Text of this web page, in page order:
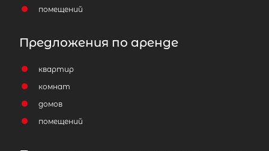
помещений
Предложения по аренде
квартир
комнат
домов
помещений